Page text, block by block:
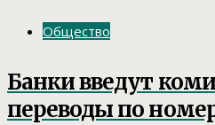
Общество
Банки введут
переводы по